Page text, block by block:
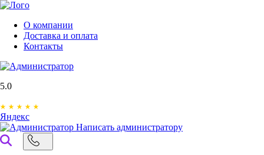
О компании
Доставка и оплата
Контакты
5.0
Яндекс
Написать администратору